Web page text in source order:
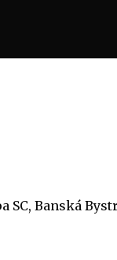
SC, Banská